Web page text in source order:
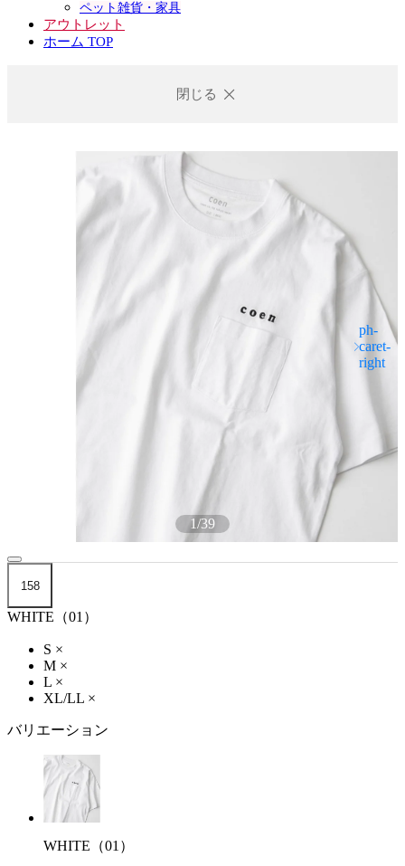
ペット雑貨・家具
アウトレット
ホーム TOP
閉じる
1/39
158
WHITE（01）
S ×
M ×
L ×
XL/LL ×
バリエーション
WHITE（01）